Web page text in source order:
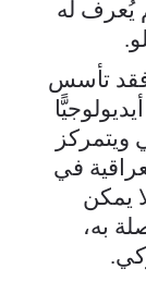
يُعرف له
فقد تأسس
ويتمركز
في
يمكن
به،